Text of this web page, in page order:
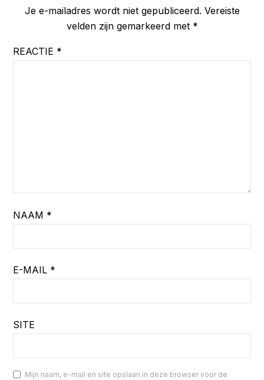
Je e-mailadres wordt niet gepubliceerd. Vereiste
velden zijn gemarkeerd met *
REACTIE *
NAAM *
E-MAIL *
SITE
Mijn naam, e-mail en site opslaan in deze browser voor de